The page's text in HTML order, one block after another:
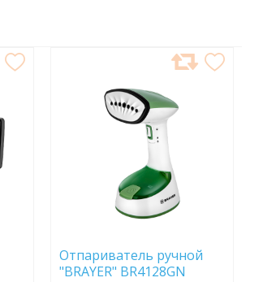
ИЗБРАННОЕ
Отпариватель ручной
"BRAYER" BR4128GN